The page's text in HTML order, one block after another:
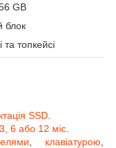
GB
блок
топкейсі
SSD
3, 6 або 12 міс
клавіатурою